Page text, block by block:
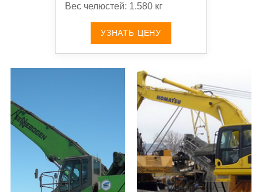
Вес челюстей: 1.580 кг
УЗНАТЬ ЦЕНУ